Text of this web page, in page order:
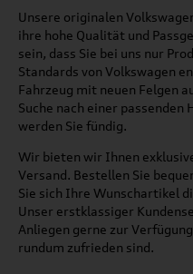
Unsere originalen
ihre hohe Qualität und
sein, dass Sie bei uns nur
Standards von Volkswagen
Fahrzeug mit neuen Felgen
Suche nach einer passenden
werden Sie fündig.
Wir bieten wir Ihnen
Versand. Bestellen Sie
Sie sich Ihre Wunschartikel
Unser erstklassiger
Anliegen gerne zur
rundum zufrieden sind.